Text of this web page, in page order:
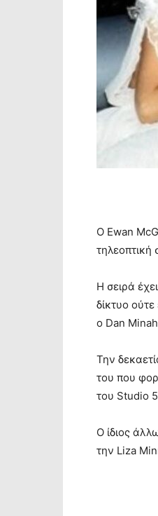
O Ewan
τηλεοπτική
Η σειρά
δίκτυο
ο Dan
Την
του που
του Studio
Ο ίδιος
την Liza